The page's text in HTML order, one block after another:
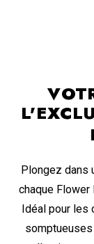
Plongez dans
chaque Flower
Idéal pour les